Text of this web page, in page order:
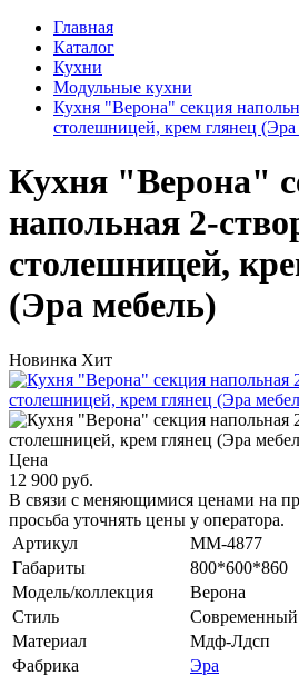
Главная
Каталог
Кухни
Модульные кухни
Кухня "Верона" секция
столешницей, крем глянец (Эра
Кухня "Верона"
напольная 2-
столешницей,
(Эра мебель)
Новинка Хит
Цена
12 900 руб.
В связи с меняющимися ценами на
просьба уточнять цены у оператора.
Артикул
MM-4877
Габариты
800*600*860
Модель/коллекция
Верона
Стиль
Современный
Материал
Мдф-Лдсп
Фабрика
Эра